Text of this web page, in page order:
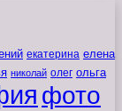
екатерина елена
николай олег ольга
фото